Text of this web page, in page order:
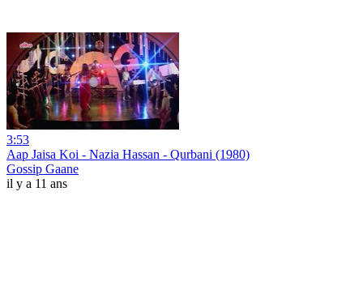
3:53
Aap Jaisa Koi - Nazia Hassan - Qurbani (1980)
Gossip Gaane
il y a 11 ans